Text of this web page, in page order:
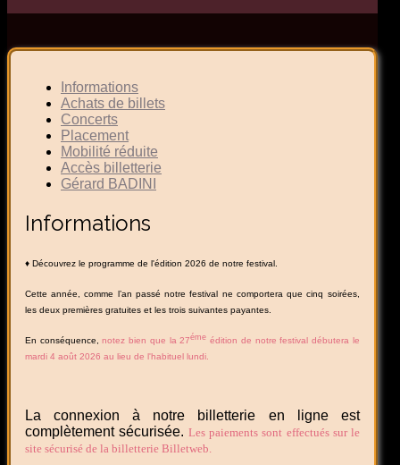
Informations
Achats de billets
Concerts
Placement
Mobilité réduite
Accès billetterie
Gérard BADINI
Informations
♦ Découvrez le programme de l'édition 2026 de notre festival.
Cette année, comme l’an passé notre festival ne comportera que cinq soirées,
les deux premières gratuites et les trois suivantes payantes.
En conséquence,notez bien que la 27éme édition de notre festival débutera le
mardi 4 août 2026 au lieu de l'habituel lundi.
La connexion à notre billetterie en ligne est
complètement sécurisée.Les paiements sont effectués sur le
site sécurisé de la billetterie Billetweb.